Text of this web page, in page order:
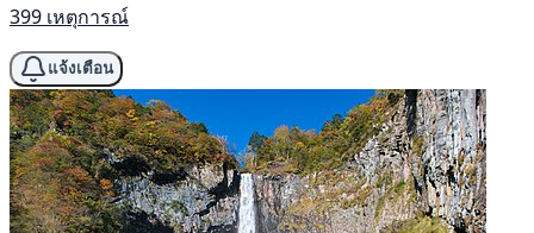
399 เหตุการณ์
แจ้งเตือน